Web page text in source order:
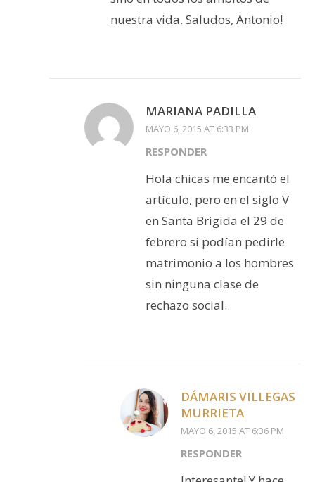
nuestra vida. Saludos, Antonio!
MARIANA PADILLA
MAYO 6, 2015 AT 6:33 PM
RESPONDER
Hola chicas me encantó el
artículo, pero en el siglo V
en Santa Brigida el 29 de
febrero si podían pedirle
matrimonio a los hombres
sin ninguna clase de
rechazo social.
DÁMARIS VILLEGAS
MURRIETA
MAYO 6, 2015 AT 6:36 PM
RESPONDER